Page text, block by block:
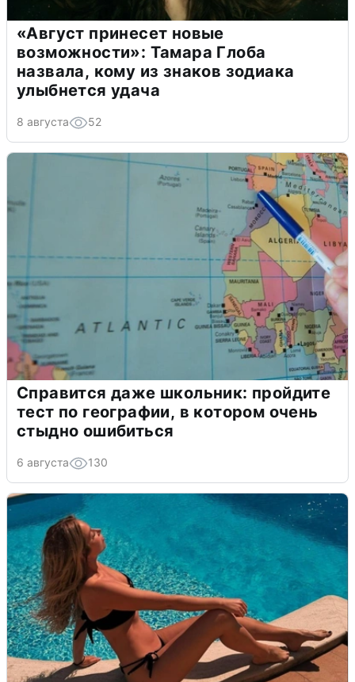
«Август принесет новые
возможности»: Тамара Глоба
назвала, кому из знаков зодиака
улыбнется удача
8 августа 52
Справится даже школьник: пройдите
тест по географии, в котором очень
стыдно ошибиться
6 августа 130